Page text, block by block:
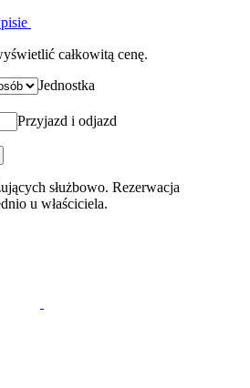
całkowitą cenę.
Jednostka
Przyjazd i odjazd
służbowo. Rezerwacja
u właściciela.